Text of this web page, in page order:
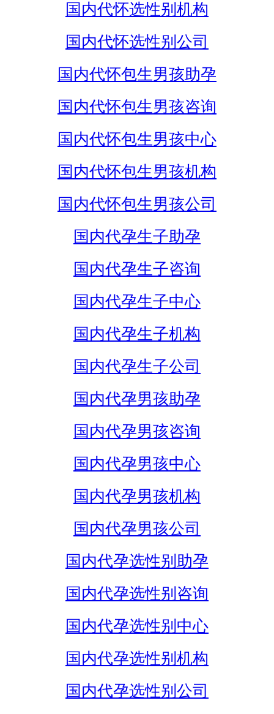
国内代怀选性别机构
国内代怀选性别公司
国内代怀包生男孩助孕
国内代怀包生男孩咨询
国内代怀包生男孩中心
国内代怀包生男孩机构
国内代怀包生男孩公司
国内代孕生子助孕
国内代孕生子咨询
国内代孕生子中心
国内代孕生子机构
国内代孕生子公司
国内代孕男孩助孕
国内代孕男孩咨询
国内代孕男孩中心
国内代孕男孩机构
国内代孕男孩公司
国内代孕选性别助孕
国内代孕选性别咨询
国内代孕选性别中心
国内代孕选性别机构
国内代孕选性别公司